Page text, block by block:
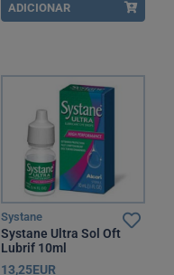
ADICIONAR
Systane
Systane Ultra Sol Oft
Lubrif 10ml
13,25EUR